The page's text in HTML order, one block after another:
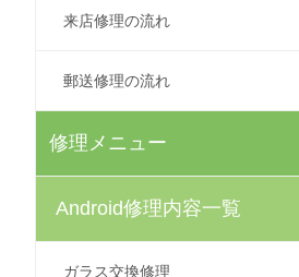
来店修理の流れ
郵送修理の流れ
修理メニュー
Android修理内容一覧
ガラス交換修理